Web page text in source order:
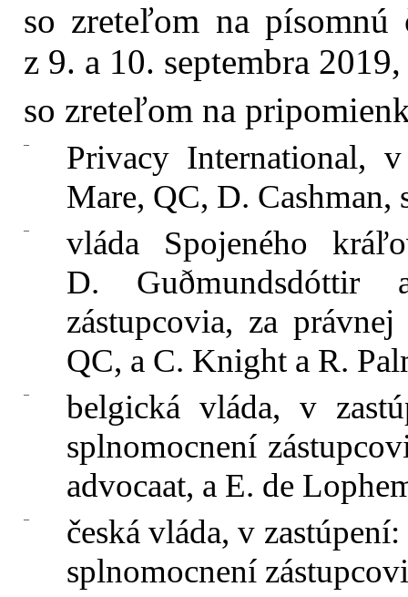
so zreteľom na písomnú
z 9. a 10. septembra 2019,
so zreteľom na
–
Privacy International,
Mare, QC, D.
–
vláda Spojeného
D. Guðmundsdóttir
zástupcovia, za
QC, a C. Knight a R.
–
belgická vláda, v
splnomocnení
advocaat, a E. de
–
česká vláda, v
splnomocnení